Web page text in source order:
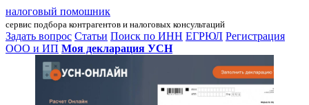
налоговый помошник
сервис подбора контрагентов и налоговых консультаций
Задать вопрос Статьи Поиск по ИНН ЕГРЮЛ Регистрация
ООО и ИП Моя декларация УСН